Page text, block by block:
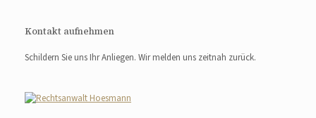
Kontakt aufnehmen
Schildern Sie uns Ihr Anliegen. Wir melden uns zeitnah zurück.